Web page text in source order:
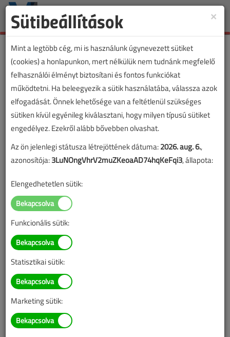
Toggle
Lapszám:
Szabványok
MSZ HD 60364-1:2009
Kisfeszültségű villamos
×
Sütibeállítások
Mint a legtöbb cég, mi is használunk úgynevezett sütiket
(cookies) a honlapunkon, mert nélkülük nem tudnánk megfelelő
felhasználói élményt biztosítani és fontos funkciókat
működtetni. Ha beleegyezik a sütik használatába, válassza azok
elfogadását. Önnek lehetősége van a feltétlenül szükséges
sütiken kívül egyénileg kiválasztani, hogy milyen típusú sütiket
engedélyez. Ezekről alább bővebben olvashat.
Az ön jelenlegi státusza létrejöttének dátuma:2026. aug. 6.,
azonosítója:3LuNOngVhrV2muZKeoaAD74hqKeFqi3, állapota:
Elengedhetetlen sütik:
Funkcionális sütik:
Statisztikai sütik:
Marketing sütik: